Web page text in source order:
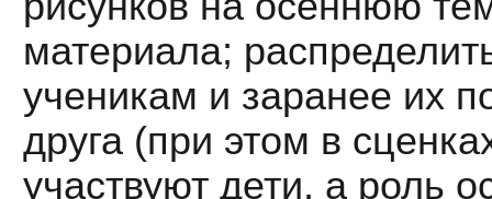
материала;
ученикам и заранее их
друга (при этом в
участвуют дети, а роль